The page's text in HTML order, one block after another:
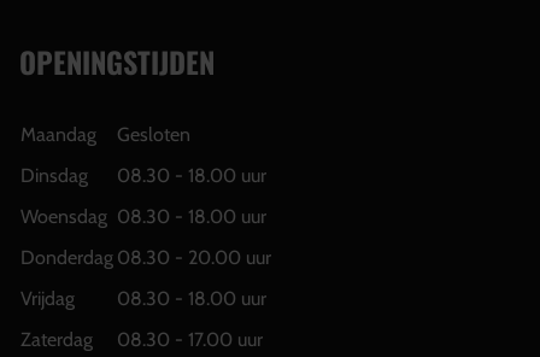
OPENINGSTIJDEN
Maandag
Gesloten
Dinsdag
08.30 - 18.00 uur
Woensdag 08.30 - 18.00 uur
Donderdag 08.30 - 20.00 uur
Vrijdag
08.30 - 18.00 uur
Zaterdag
08.30 - 17.00 uur